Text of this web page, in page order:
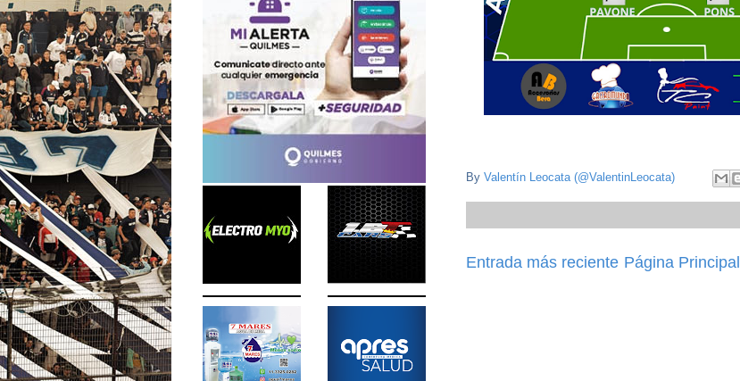
By Valentín Leocata (@ValentinLeocata)
Entrada más reciente Página Principal